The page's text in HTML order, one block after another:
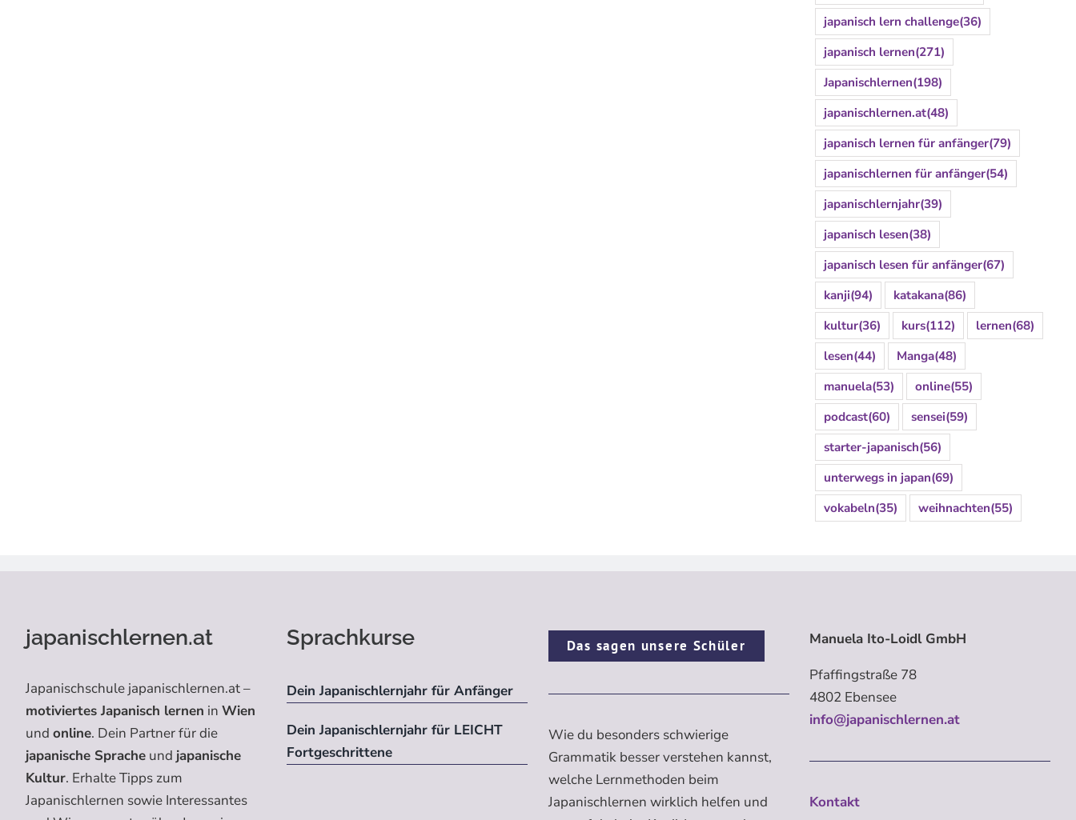
japanisch lern challenge(36)
japanisch lernen(271)
Japanischlernen(198)
japanischlernen.at(48)
japanisch lernen für anfänger(79)
japanischlernen für anfänger(54)
japanischlernjahr(39)
japanisch lesen(38)
japanisch lesen für anfänger(67)
kanji(94) katakana(86)
kultur(36) kurs(112) lernen(68)
lesen(44) Manga(48)
manuela(53) online(55)
podcast(60) sensei(59)
starter-japanisch(56)
unterwegs in japan(69)
vokabeln(35) weihnachten(55)
japanischlernen.at
Japanischschule japanischlernen.at –
motiviertes Japanisch lernen in Wien
und online. Dein Partner für die
japanische Spracheund japanische
Kultur. Erhalte Tipps zum
Japanischlernen sowie Interessantes
Sprachkurse
Dein Japanischlernjahr für Anfänger
Dein Japanischlernjahr für LEICHT
Fortgeschrittene
Das sagen unsere Schüler
Wie du besonders schwierige
Grammatik besser verstehen kannst,
welche Lernmethoden beim
Japanischlernen wirklich helfen und
Manuela Ito-Loidl GmbH
Pfaffingstraße 78
4802 Ebensee
info@japanischlernen.at
Kontakt